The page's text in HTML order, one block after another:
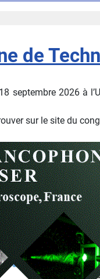
de
septembre 2026 à
sur le site du